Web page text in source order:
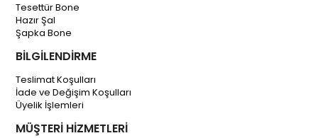
Tesettür Bone
Hazır Şal
Şapka Bone
BİLGİLENDİRME
Teslimat Koşulları
İade ve Değişim Koşulları
Üyelik İşlemleri
MÜŞTERİ HİZMETLERİ